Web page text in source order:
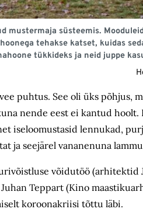
mustermaja süsteemis.
tehakse katset, kuidas
tükkideks ja neid juppe
puhtus. See oli üks põhjus,
nende eest ei kantud
iseloomustasid lennukad,
ja seejärel vananenuna
võidutöö (arhitektid
Teppart (Kino
koroonakriisi tõttu läbi.